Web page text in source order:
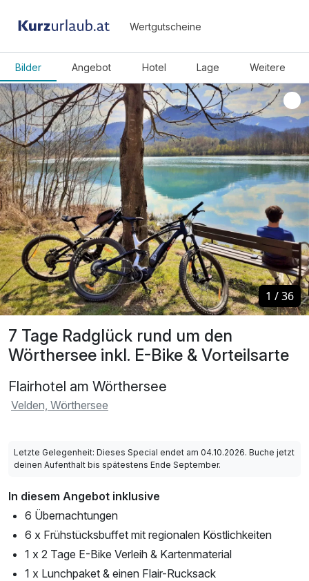
Wertgutscheine
Bilder Angebot Hotel Lage Weitere
7 Tage Radglück rund um den
Wörthersee inkl. E-Bike & Vorteilsarte
Flairhotel am Wörthersee
Velden, Wörthersee
1 /36
1 /36
Letzte Gelegenheit: Dieses Special endet am 04.10.2026. Buche jetzt
deinen Aufenthalt bis spätestens Ende September.
In diesem Angebot inklusive
6 Übernachtungen
6 x Frühstücksbuffet mit regionalen Köstlichkeiten
1 x 2 Tage E-Bike Verleih & Kartenmaterial
1 x Lunchpaket & einen Flair-Rucksack